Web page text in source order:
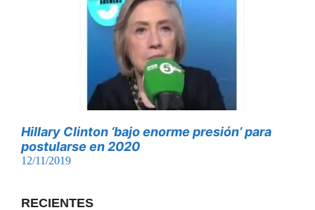
Hillary Clinton ‘bajo enorme presión’ para
postularse en 2020
12/11/2019
RECIENTES